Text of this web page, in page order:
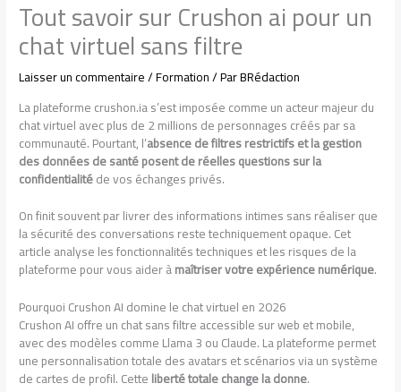
Tout savoir sur Crushon ai pour un
chat virtuel sans filtre
Laisser un commentaire/Formation/ ParBRédaction
La plateforme crushon.ia s’est imposée comme un acteur majeur du
chat virtuel avec plus de 2 millions de personnages créés par sa
communauté. Pourtant, l’absence de filtres restrictifs et la gestion
des données de santé posent de réelles questions sur la
confidentialitéde vos échanges privés.
On finit souvent par livrer des informations intimes sans réaliser que
la sécurité des conversations reste techniquement opaque. Cet
article analyse les fonctionnalités techniques et les risques de la
plateforme pour vous aider àmaîtriser votre expérience numérique.
Pourquoi Crushon AI domine le chat virtuel en 2026
Crushon AI offre un chat sans filtre accessible sur web et mobile,
avec des modèles comme Llama 3 ou Claude. La plateforme permet
une personnalisation totale des avatars et scénarios via un système
de cartes de profil. Cetteliberté totale change la donne.